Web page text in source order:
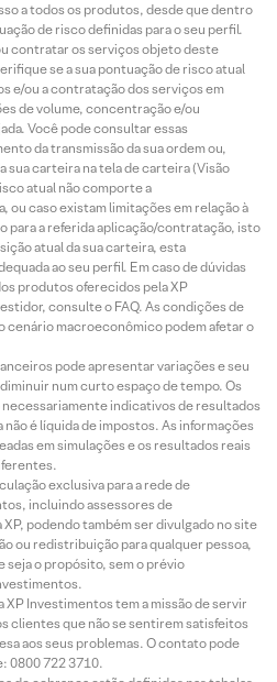
a todos os produtos, desde que dentro
de risco definidas para o seu perfil.
contratar os serviços objeto deste
se a sua pontuação de risco atual
e/ou a contratação dos serviços em
de volume, concentração e/ou
Você pode consultar essas
da transmissão da sua ordem ou,
sua carteira na tela de carteira (Visão
atual não comporte a
caso existam limitações em relação à
para a referida aplicação/contratação, isto
atual da sua carteira, esta
ao seu perfil. Em caso de dúvidas
produtos oferecidos pela XP
consulte o FAQ. As condições de
cenário macroeconômico podem afetar o
pode apresentar variações e seu
num curto espaço de tempo. Os
indicativos de resultados
é líquida de impostos. As informações
em simulações e os resultados reais
exclusiva para a rede de
incluindo assessores de
podendo também ser divulgado no site
ou redistribuição para qualquer pessoa,
seja o propósito, sem o prévio
XP Investimentos tem a missão de servir
clientes que não se sentirem satisfeitos
aos seus problemas. O contato pode
0800 722 3710.